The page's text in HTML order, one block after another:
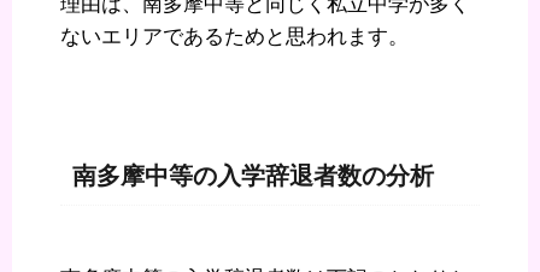
ないエリアであるためと思われます。
南多摩中等の入学辞退者数の分析